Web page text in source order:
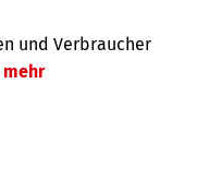
und Verbraucher
mehr